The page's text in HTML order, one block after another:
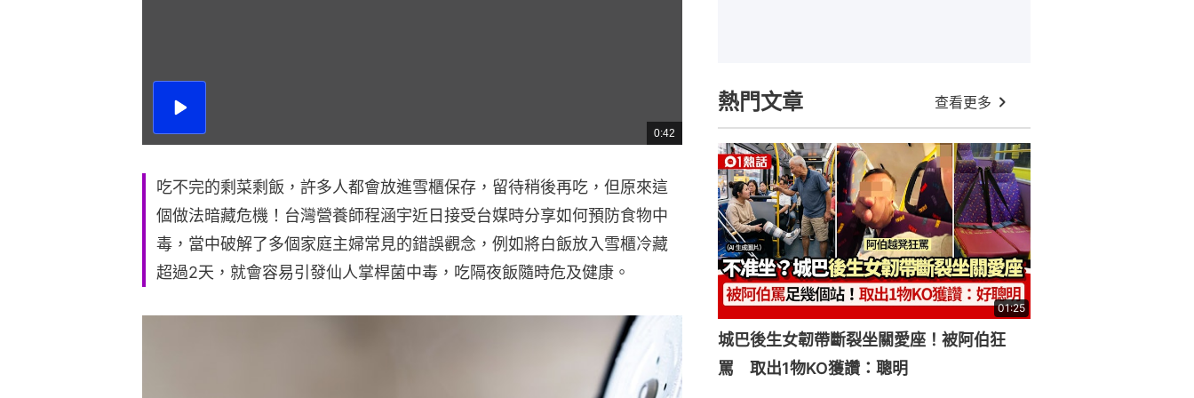
播
總
共
0:42
吃不完的剩菜剩飯，許多人都會放進雪櫃保存，留待稍後再吃，但原來這
個做法暗藏危機！台灣營養師程涵宇近日接受台媒時分享如何預防食物中
毒，當中破解了多個家庭主婦常見的錯誤觀念，例如將白飯放入雪櫃冷藏
超過2天，就會容易引發仙人掌桿菌中毒，吃隔夜飯隨時危及健康。
熱門文章 查看更多
01:25
城巴後生女韌帶斷裂坐關愛座！被阿伯狂
罵 取出1物KO獲讚：聰明